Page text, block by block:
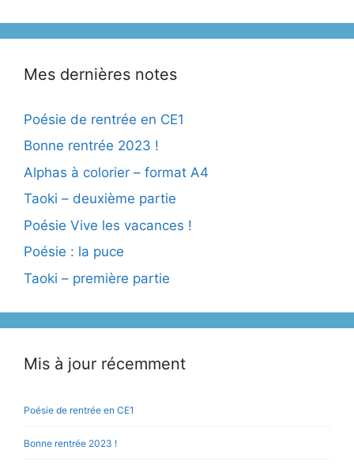
Mes dernières notes
Poésie de rentrée en CE1
Bonne rentrée 2023 !
Alphas à colorier – format A4
Taoki – deuxième partie
Poésie Vive les vacances !
Poésie : la puce
Taoki – première partie
Mis à jour récemment
Poésie de rentrée en CE1
Bonne rentrée 2023 !